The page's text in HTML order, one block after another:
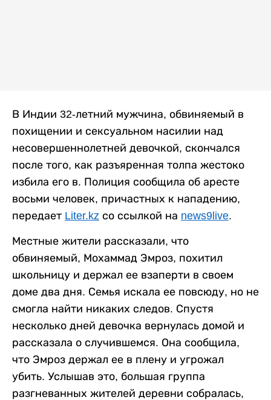
В Индии 32-летний мужчина, обвиняемый в
похищении и сексуальном насилии над
несовершеннолетней девочкой, скончался
после того, как разъяренная толпа жестоко
избила его в. Полиция сообщила об аресте
восьми человек, причастных к нападению,
передает Liter.kz со ссылкой на news9live.
Местные жители рассказали, что
обвиняемый, Мохаммад Эмроз, похитил
школьницу и держал ее взаперти в своем
доме два дня. Семья искала ее повсюду, но не
смогла найти никаких следов. Спустя
несколько дней девочка вернулась домой и
рассказала о случившемся. Она сообщила,
что Эмроз держал ее в плену и угрожал
убить. Услышав это, большая группа
разгневанных жителей деревни собралась,